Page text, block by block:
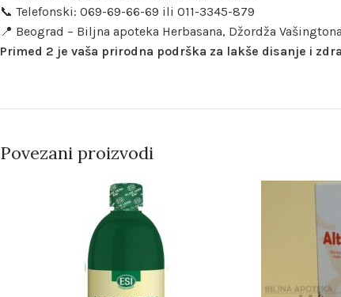
📞 Telefonski: 069-69-66-69 ili 011-3345-879
📍 Beograd – Biljna apoteka Herbasana, Džordža
Primed 2 je vaša prirodna podrška za lakše disanje i
Povezani proizvodi